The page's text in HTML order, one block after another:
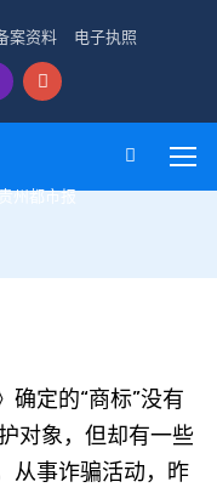
案资料 电子执照
州都市报
确定的“商标”没有
对象，但却有一些
从事诈骗活动，昨